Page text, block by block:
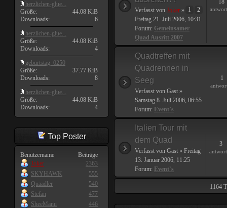
herzlichen-glue...
Größe:
44.08 KiB
Downloads:
6
herzlichen-glue...
Größe:
44.08 KiB
Downloads:
4
geburtstag_0250
Größe:
37.77 KiB
Downloads:
8
herzlichen-glue...
Größe:
44.08 KiB
Downloads:
4
Top Poster
Benutzername
Beiträge
Joker
2363
SKYHAWK
555
Quaadler
540
Stefan
477
SheeManu
446
1 2
Verfasst von Joker »
Freitag 21. Juli 2006, 10:31
Forum: Gemeinsamer
Quad Ausritt 2007
18
Quadtreffen mit
Quadrennen in
Seeg
Verfasst von Gast »
Samstag 8. Juli 2006, 06:55
Forum: Event`s
1
Italien Tour mit
dem Quad
Verfasst von Gast » Freitag
13. Januar 2006, 11:25
Forum: Event`s
3
1164